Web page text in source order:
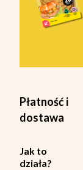
Płatność i
dostawa
Jak to
działa?